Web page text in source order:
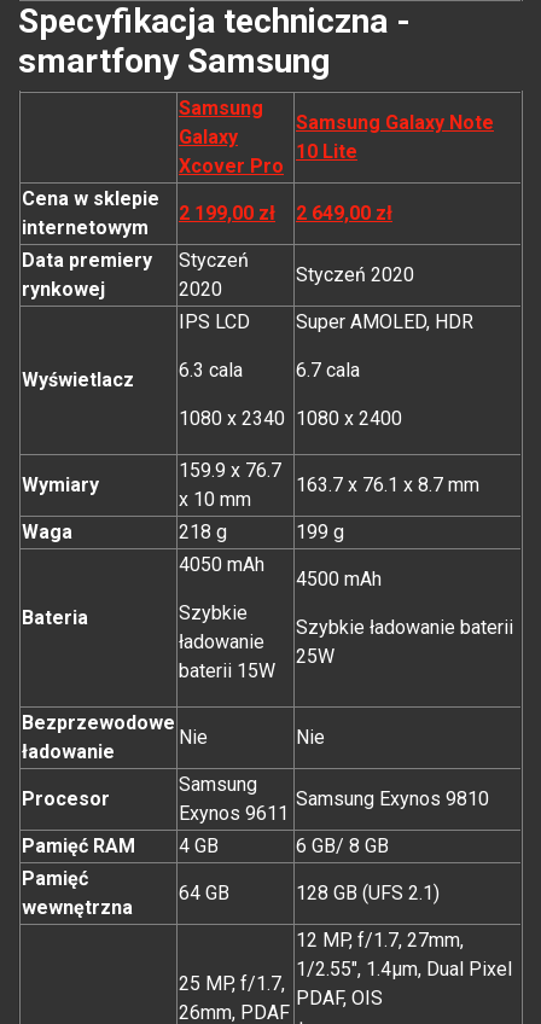
Specyfikacja techniczna -
smartfony Samsung
Samsung
Galaxy
Xcover Pro
Samsung Galaxy Note
10 Lite
Cena w sklepie
internetowym
2 199,00 zł 2 649,00 zł
Data premiery
rynkowej
Styczeń
2020
Styczeń 2020
Wyświetlacz
IPS LCD
6.3 cala
1080 x 2340
Super AMOLED, HDR
6.7 cala
1080 x 2400
Wymiary
159.9 x 76.7
x 10 mm
163.7 x 76.1 x 8.7 mm
Waga 218 g 199 g
Bateria
4050 mAh
Szybkie
ładowanie
baterii 15W
4500 mAh
Szybkie ładowanie baterii
25W
Bezprzewodowe
ładowanie
Nie Nie
Procesor
Samsung
Exynos 9611
Samsung Exynos 9810
Pamięć RAM 4 GB
6 GB/ 8 GB
Pamięć
wewnętrzna
64 GB 128 GB (UFS 2.1)
25 MP, f/1.7,
26mm, PDAF
12 MP, f/1.7, 27mm,
1/2.55", 1.4µm, Dual Pixel
PDAF, OIS